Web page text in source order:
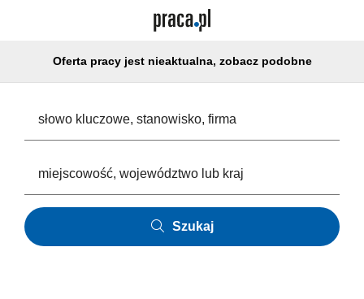
Oferta pracy jest nieaktualna, zobacz podobne
Szukaj